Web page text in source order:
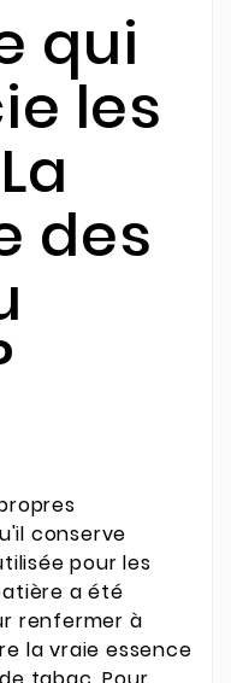
qui
les
des
conserve
pour les
a été
renfermer à
la vraie essence